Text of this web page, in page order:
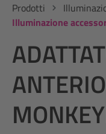
Prodotti
Illuminazione